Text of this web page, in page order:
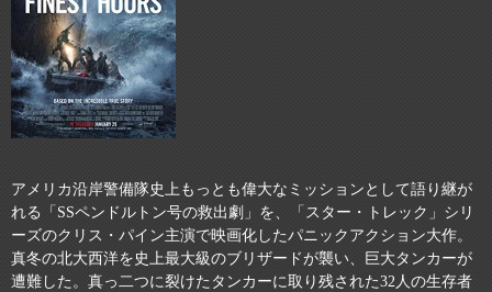
アメリカ沿岸警備隊史上もっとも偉大なミッションとして語り継が
れる「SSペンドルトン号の救出劇」を、「スター・トレック」シリ
ーズのクリス・パイン主演で映画化したパニックアクション大作。
真冬の北大西洋を史上最大級のブリザードが襲い、巨大タンカーが
遭難した。真っ二つに裂けたタンカーに取り残された32人の生存者